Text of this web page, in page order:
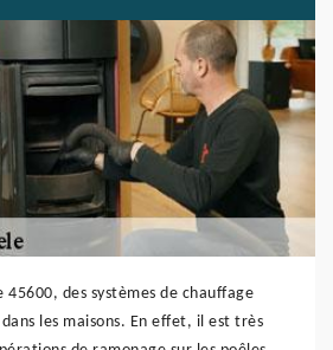
45600, des systèmes de chauffage
les maisons. En effet, il est très